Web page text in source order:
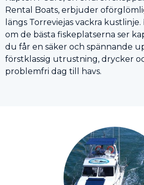
Rental Boats, erbjuder
längs Torreviejas vackra
om de bästa fiskeplatserna ser
du får en säker och spännande
förstklassig utrustning, drycker
problemfri dag till havs.